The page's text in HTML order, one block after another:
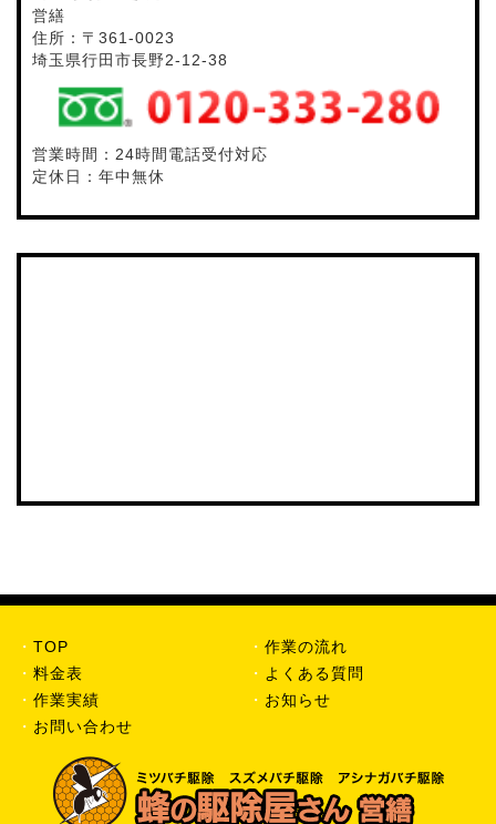
営繕
住所：〒361-0023
埼玉県行田市長野2-12-38
営業時間：24時間電話受付対応
定休日：年中無休
・ TOP ・ 作業の流れ
・ 料金表 ・ よくある質問
・ 作業実績 ・ お知らせ
・ お問い合わせ